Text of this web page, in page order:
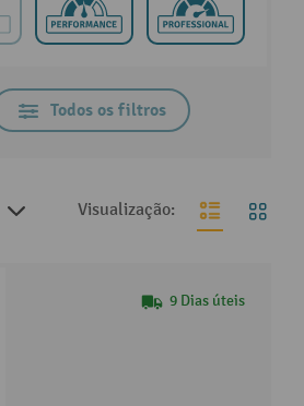
Todos os filtros
Visualização:
9 Dias úteis